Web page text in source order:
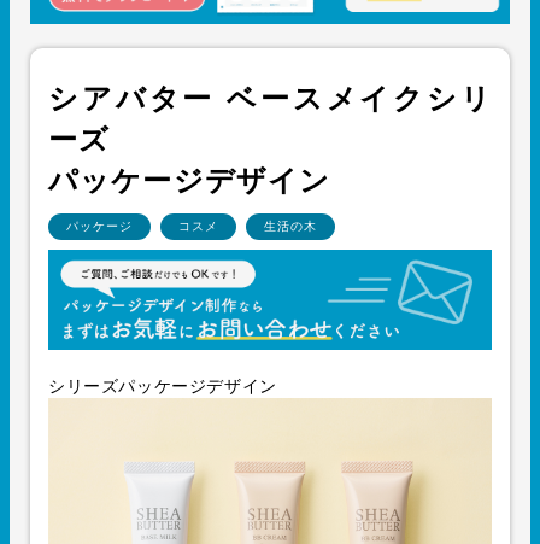
シアバター ベースメイクシリ
ーズ
パッケージデザイン
パッケージ コスメ 生活の木
シリーズパッケージデザイン